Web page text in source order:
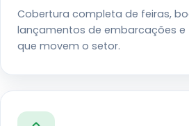
Cobertura completa de feiras,
lançamentos de embarcações e
que movem o setor.